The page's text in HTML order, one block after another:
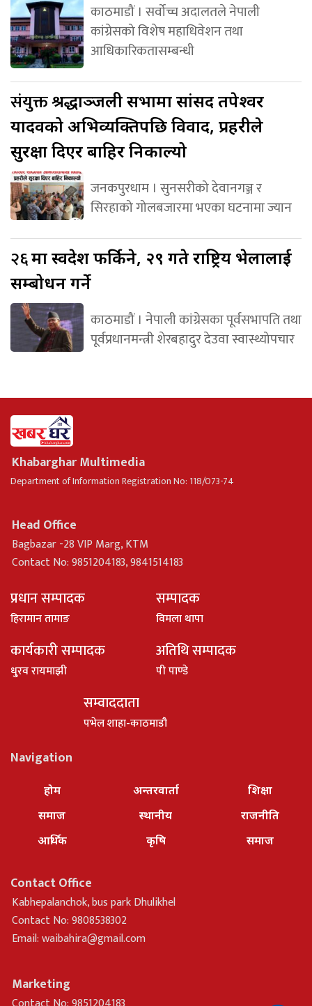
काठमाडौं । सर्वोच्च अदालतले नेपाली
कांग्रेसको विशेष महाधिवेशन तथा
आधिकारिकतासम्बन्धी
संयुक्तश्रद्धाञ्जली सभामा सांसद तपेश्वर
यादवको अभिव्यक्तिपछि विवाद, प्रहरीले
सुरक्षा दिएर बाहिर निकाल्यो
जनकपुरधाम । सुनसरीको देवानगञ्ज र
सिरहाको गोलबजारमा भएका घटनामा ज्यान
२६मा स्वदेश फर्किने, २९ गते राष्ट्रिय भेलालाई
सम्बोधन गर्ने
काठमाडौं । नेपाली कांग्रेसका पूर्वसभापति तथा
पूर्वप्रधानमन्त्री शेरबहादुर देउवा स्वास्थ्योपचार
Khabarghar Multimedia
Department of Information Registration No: 118/073-74
Head Office
Bagbazar -28 VIP Marg, KTM
Contact No: 9851204183, 9841514183
प्रधान सम्पादक
हिरामान तामाङ
सम्पादक
विमला थापा
कार्यकारी सम्पादक
धु्रव रायमाझी
अतिथि सम्पादक
पी पाण्डे
सम्वाददाता
पभेल शाहा-काठमाडौ
Navigation
होम
समाज
आर्थिक
अन्तरवार्ता
स्थानीय
कृषि
शिक्षा
राजनीति
समाज
Contact Office
Kabhepalanchok, bus park Dhulikhel
Contact No: 9808538302
Email:waibahira@gmail.com
Marketing